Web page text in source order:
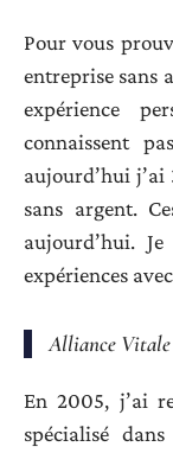
Pour vous
entreprise sans
expérience
connaissent
aujourd’hui j’ai
sans argent.
aujourd’hui.
expériences
Alliance
En 2005, j’ai
spécialisé